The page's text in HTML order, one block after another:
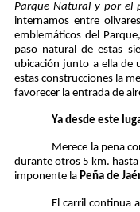
Parque Natural y por el
internamos entre
emblemáticos del
paso natural de estas
ubicación junto a ella de
estas construcciones la
favorecer la entrada de
Ya desde este
Merece la pena
durante otros 5 km.
imponente la Peña de
El carril continua